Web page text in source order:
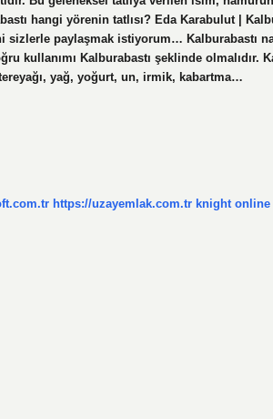
hangi yörenin tatlısı? Eda Karabulut |
sizlerle paylaşmak istiyorum… Kalburabastı
kullanımı Kalburabastı şeklinde olmalıdır.
yağ, yoğurt, un, irmik, kabartma…
https://uzayemlak.com.tr knight online